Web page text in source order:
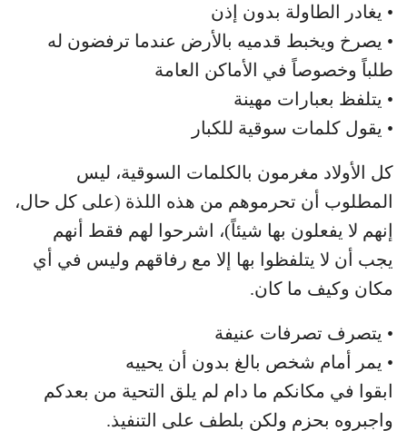
• يغادر الطاولة بدون إذن
• يصرخ ويخبط قدميه بالأرض عندما ترفضون له
طلباً وخصوصاً في الأماكن العامة
• يتلفظ بعبارات مهينة
• يقول كلمات سوقية للكبار
كل الأولاد مغرمون بالكلمات السوقية، ليس
المطلوب أن تحرموهم من هذه اللذة (على كل حال،
إنهم لا يفعلون بها شيئاً)، اشرحوا لهم فقط أنهم
يجب أن لا يتلفظوا بها إلا مع رفاقهم وليس في أي
مكان وكيف ما كان.
• يتصرف تصرفات عنيفة
• يمر أمام شخص بالغ بدون أن يحييه
ابقوا في مكانكم ما دام لم يلق التحية من بعدكم
واجبروه بحزم ولكن بلطف على التنفيذ.